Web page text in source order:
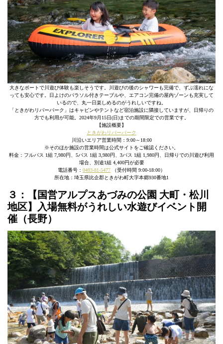
大きなボートで川遊び体験も楽しそうです。川遊びの後のシャワーも完備で、ずぶ濡れにな
っても安心です。日よけのパラソル付きテーブルや、エアコン完備の屋内ゾーンも充実して
いるので、丸一日楽しめるのがうれしいですね。
「ときがわリバーパーク」はキャビンやテントなど宿泊施設に隣接していますが、日帰りの
方でも利用が可能。2024年9月15日(日)までの期間限定での営業です。
【施設概要】
ときがわリバーパーク
川沿いエリア営業時間：9:00～18:00
※そのほか施設の営業時間は公式サイトをご確認ください。
料金：フルパス 1組 7,980円、5パス 1組 3,980円、3パス 1組 1,980円、日帰りでの川遊び利用
場合、別途1組 4,400円が必要
電話番号： 0493-81-5477 （受付時間 9:00-18:00）
所在地：埼玉県比企郡ときがわ町大字本郷930番地1
３：【国営アルプスあづみの公園 大町・松川
地区】入場無料がうれしい水遊びイベント開
催（長野）